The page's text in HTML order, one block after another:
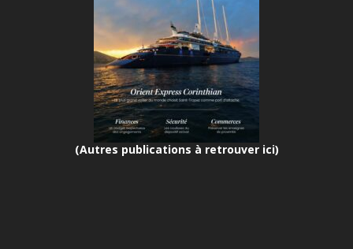
(Autres publications à retrouver ici)